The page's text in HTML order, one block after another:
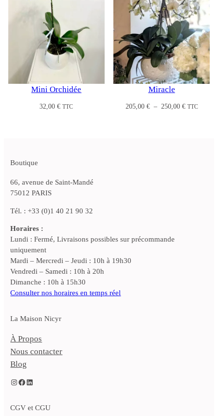
Mini Orchidée
32,00€ TTC
Miracle
205,00 € – 250,00 €Plage
TTC
Boutique
66, avenue de Saint-Mandé
75012 PARIS
Tél. : +33 (0)1 40 21 90 32
Horaires :
Lundi : Fermé, Livraisons possibles sur précommande
uniquement
Mardi – Mercredi – Jeudi : 10h à 19h30
Vendredi – Samedi : 10h à 20h
Dimanche : 10h à 15h30
Consulter nos horaires en temps réel
La Maison Nicyr
À Propos
Nous contacter
Blog
Instagram Facebook LinkedIn
CGV et CGU